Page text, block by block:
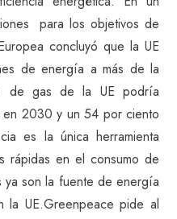
para los objetivos de
concluyó que la UE
de energía a más de la
de gas de la UE podría
2030 y un 54 por ciento
es la única herramienta
rápidas en el consumo de
son la fuente de energía
la UE.Greenpeace pide al